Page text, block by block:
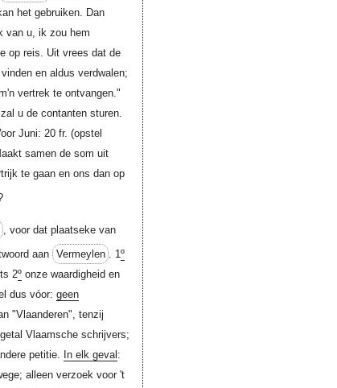
het gebruiken. Dan
van u, ik zou hem
op reis. Uit vrees dat de
en aldus verdwalen;
vertrek te ontvangen."
u de contanten sturen.
Juni: 20 fr. (opstel
samen de som uit
te gaan en ons dan op
, voor dat plaatseke van
aan Vermeylen . 1º
2º onze waardigheid en
dus vóor: geen
"Vlaanderen", tenzij
Vlaamsche schrijvers;
petitie. In elk geval :
alleen verzoek voor 't